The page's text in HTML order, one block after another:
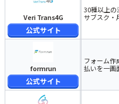
Veri Trans4G
公式サイト
30種以上の
サブスク・
formrun
公式サイト
フォーム作
払いを一画